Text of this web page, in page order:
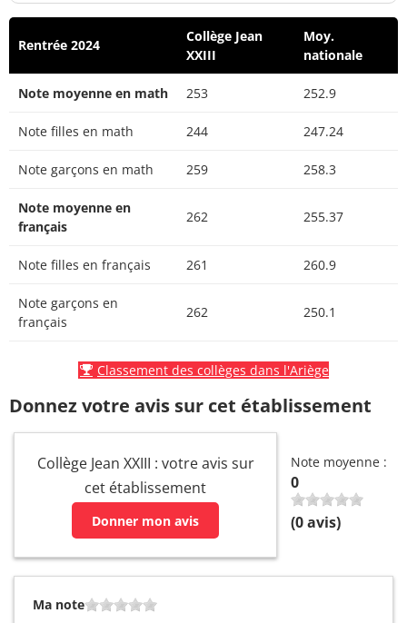
Rentrée 2024
Collège Jean
XXIII
Moy.
nationale
Note moyenne en math 253 252.9
Note filles en math 244 247.24
Note garçons en math 259 258.3
Note moyenne en
français
262 255.37
Note filles en français 261 260.9
Note garçons en
français
262 250.1
Classement des collèges dans l'Ariège
Donnez votre avis sur cet établissement
Collège Jean XXIII : votre avis sur
cet établissement
Donner mon avis
Note moyenne :
0
(0avis)
Ma note